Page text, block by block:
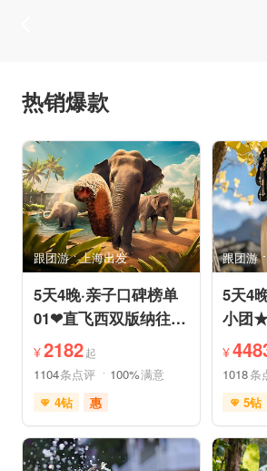
热销爆款
跟团游 上海出发
5天4晚·亲子口碑榜单
01❤直飞西双版纳往返
机票❤拼小团轻奢0购
物纯玩
¥2182起
1104条点评 100%满意
4钻
惠
免费接送机
充足自由时间
品质游
美食享受
摄影之旅
跟团游
5天4
小团
丽★
¥
1018条
5钻
充足
免费
祈福